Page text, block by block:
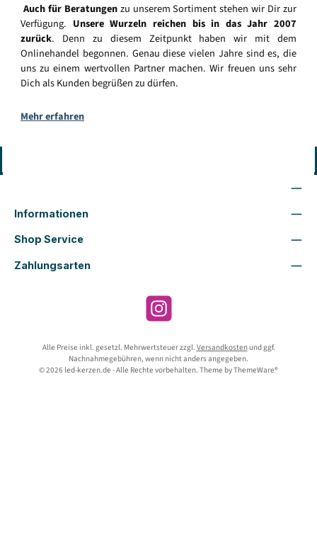
Auch für Beratungenzu unserem Sortiment stehen wir Dir zur
Verfügung. Unsere Wurzeln reichen bis in das Jahr 2007
zurück. Denn zu diesem Zeitpunkt haben wir mit dem
Onlinehandel begonnen. Genau diese vielen Jahre sind es, die
uns zu einem wertvollen Partner machen. Wir freuen uns sehr
Dich als Kunden begrüßen zu dürfen.
Mehr erfahren
Informationen
Shop Service
Zahlungsarten
Instagram
Alle Preise inkl. gesetzl. Mehrwertsteuer zzgl. Versandkostenund ggf.
Nachnahmegebühren, wenn nicht anders angegeben.
© 2026 led-kerzen.de - Alle Rechte vorbehalten. Theme byThemeWare®